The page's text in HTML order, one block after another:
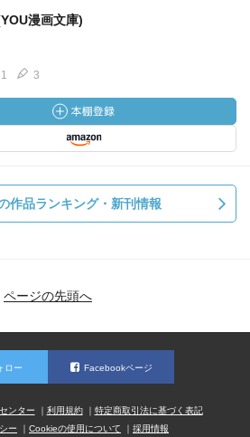
漫画文庫)
3
作品ランキング・新刊情報
ページの先頭へ
ロー Facebookページ
ンター 利用規約
特定商取引法に基づく表記
ー
Cookieの使用について 採用情報